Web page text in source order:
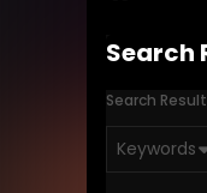
Search
Search
Keywords